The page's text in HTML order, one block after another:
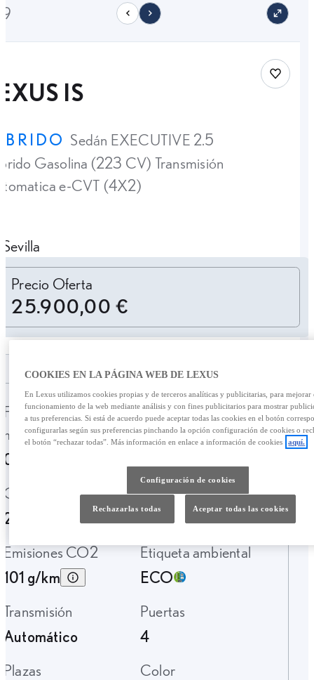
IS
Sedán EXECUTIVE 2.5
Gasolina (223 CV) Transmisión
e-CVT (4X2)
Save car
Sevilla
Precio Oferta
25.900,00 €
Fecha de
matriculación
01-2018
Kilometraje
166.682 Km.
24 Meses
Tipo de combustible
Híbrido Gasolina
Emisiones CO2
101 g/km
Etiqueta ambiental
ECO
Transmisión
Automático
Puertas
4
Plazas
Color
COOKIES EN LA PÁGINA WEB DE LEXUS
En Lexus utilizamos cookies propias y de terceros analíticas y publicitarias, para mejorar
funcionamiento de la web mediante análisis y con fines publicitarios para mostrar
a tus preferencias. Si está de acuerdo puede aceptar todas las cookies en el botón
configurarlas según sus preferencias pinchando la opción configuración de cookies o
el botón “rechazar todas”. Más información en enlace a información de cookies
aquí.
Configuración de cookies
Rechazarlas todas Aceptar todas las cookies